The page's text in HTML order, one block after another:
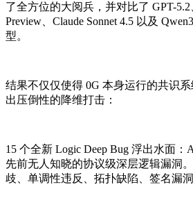
了全方位的大阅兵，并对比了 GPT-5.2
Preview、Claude Sonnet 4.5 以及
型。
结果不仅仅使得 0G 本身运行的共识
出压倒性的降维打击：
15 个全新 Logic Deep Bug 浮出水面：
先前无人知晓的协议级深层逻辑漏洞
歧、单调性违反、拓扑缺陷、签名漏洞